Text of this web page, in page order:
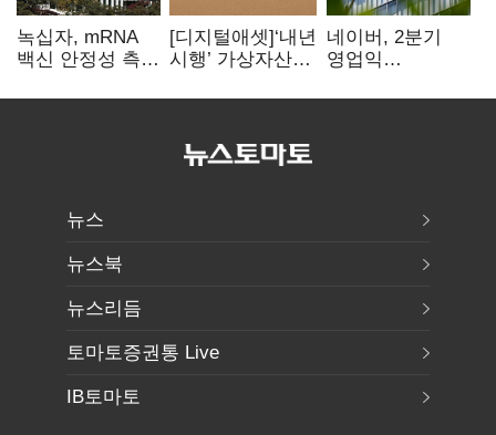
녹십자, mRNA
백신 안정성 측정
[디지털애셋]‘내년
시행’ 가상자산
문턱 넘을까
네이버, 2분기
영업익
전년비 0.2%
뉴스
뉴스북
뉴스리듬
토마토증권통 Live
IB토마토